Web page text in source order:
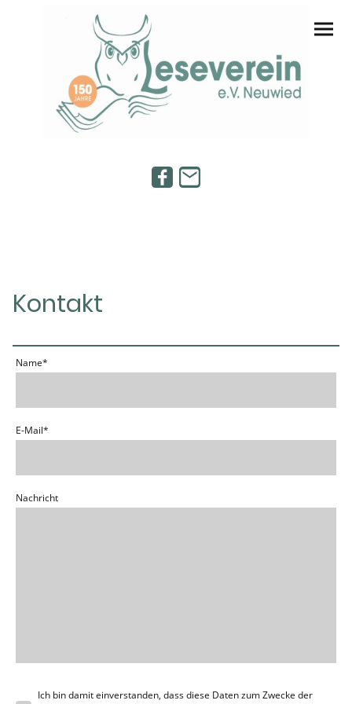
Kontakt
Name*
E-Mail*
Nachricht
Ich bin damit einverstanden, dass diese Daten zum Zwecke der